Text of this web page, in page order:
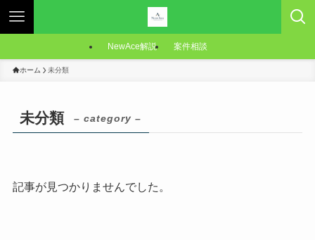
NewAce解説 案件相談
ホーム 未分類
未分類 – category –
記事が見つかりませんでした。